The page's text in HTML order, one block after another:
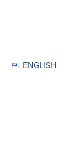
ENGLISH